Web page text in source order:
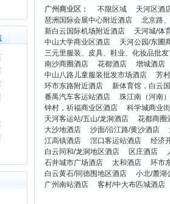
广州商业区：
不限区域
天河区酒
琶洲国际会展中心附近酒店
北京路
新白云国际机场附近酒店
天河城/体
中山大学商业区酒店
天河公园/东圃
三元里服装、皮具、鞋业、化妆品批
南沙商圈酒店
花都酒店
增城酒店
中山八路儿童服装批发市场酒店
芳
环市东路附近酒店
新体育馆，白云
番禺汽车客运站酒店
珠江南（河南
钟村，祈福商业区酒店
科学城商业
天河客运站/五山/龙洞酒店
花都商圈
大沙地酒店
沙面/沿江路/黄沙酒店
江高镇酒店
滘口客运站酒店
经济
白云同和/龙洞地区酒店
区庄酒店
石井城市广场酒店
太和酒店
环市
白云黄石/同德围地区酒店
小北/麓湖
广州南站酒店
客村/中大布匹城酒店